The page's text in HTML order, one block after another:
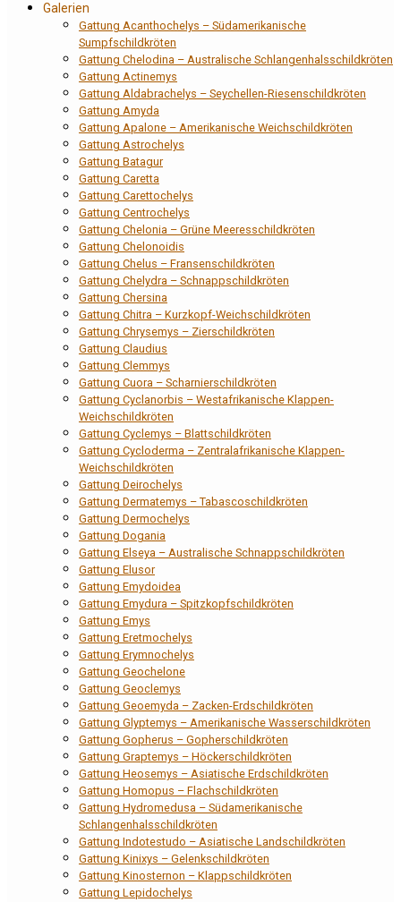
Galerien
Gattung Acanthochelys – Südamerikanische
Sumpfschildkröten
Gattung Chelodina – Australische Schlangenhalsschildkröten
Gattung Actinemys
Gattung Aldabrachelys – Seychellen-Riesenschildkröten
Gattung Amyda
Gattung Apalone – Amerikanische Weichschildkröten
Gattung Astrochelys
Gattung Batagur
Gattung Caretta
Gattung Carettochelys
Gattung Centrochelys
Gattung Chelonia – Grüne Meeresschildkröten
Gattung Chelonoidis
Gattung Chelus – Fransenschildkröten
Gattung Chelydra – Schnappschildkröten
Gattung Chersina
Gattung Chitra – Kurzkopf-Weichschildkröten
Gattung Chrysemys – Zierschildkröten
Gattung Claudius
Gattung Clemmys
Gattung Cuora – Scharnierschildkröten
Gattung Cyclanorbis – Westafrikanische Klappen-
Weichschildkröten
Gattung Cyclemys – Blattschildkröten
Gattung Cycloderma – Zentralafrikanische Klappen-
Weichschildkröten
Gattung Deirochelys
Gattung Dermatemys – Tabascoschildkröten
Gattung Dermochelys
Gattung Dogania
Gattung Elseya – Australische Schnappschildkröten
Gattung Elusor
Gattung Emydoidea
Gattung Emydura – Spitzkopfschildkröten
Gattung Emys
Gattung Eretmochelys
Gattung Erymnochelys
Gattung Geochelone
Gattung Geoclemys
Gattung Geoemyda – Zacken-Erdschildkröten
Gattung Glyptemys – Amerikanische Wasserschildkröten
Gattung Gopherus – Gopherschildkröten
Gattung Graptemys – Höckerschildkröten
Gattung Heosemys – Asiatische Erdschildkröten
Gattung Homopus – Flachschildkröten
Gattung Hydromedusa – Südamerikanische
Schlangenhalsschildkröten
Gattung Indotestudo – Asiatische Landschildkröten
Gattung Kinixys – Gelenkschildkröten
Gattung Kinosternon – Klappschildkröten
Gattung Lepidochelys